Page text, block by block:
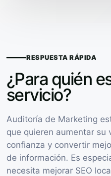
RESPUESTA RÁPIDA
¿Para quién
servicio?
Auditoría de Marketing
que quieren aumentar
confianza y convertir
de información. Es
necesita mejorar SEO